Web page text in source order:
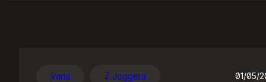
Varia Z Joggera 01/05/